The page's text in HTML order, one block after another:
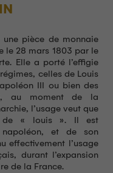
pièce de monnaie
le 28 mars 1803 par le
Elle a porté l’effigie
celles de Louis
III ou bien des
au moment de la
l’usage veut que
de « louis ». Il est
et de son
effectivement l’usage
durant l’expansion
de la France.